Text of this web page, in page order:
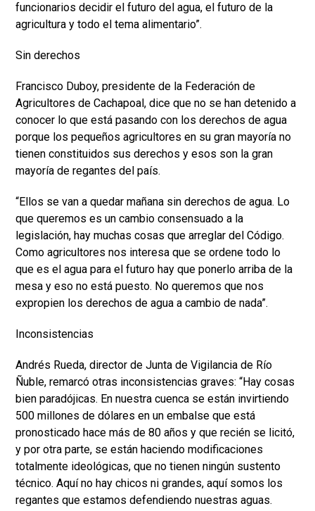
funcionarios decidir el futuro del agua, el futuro de la
agricultura y todo el tema alimentario”.
Sin derechos
Francisco Duboy, presidente de la Federación de
Agricultores de Cachapoal, dice que no se han detenido a
conocer lo que está pasando con los derechos de agua
porque los pequeños agricultores en su gran mayoría no
tienen constituidos sus derechos y esos son la gran
mayoría de regantes del país.
“Ellos se van a quedar mañana sin derechos de agua. Lo
que queremos es un cambio consensuado a la
legislación, hay muchas cosas que arreglar del Código.
Como agricultores nos interesa que se ordene todo lo
que es el agua para el futuro hay que ponerlo arriba de la
mesa y eso no está puesto. No queremos que nos
expropien los derechos de agua a cambio de nada”.
Inconsistencias
Andrés Rueda, director de Junta de Vigilancia de Río
Ñuble, remarcó otras inconsistencias graves: “Hay cosas
bien paradójicas. En nuestra cuenca se están invirtiendo
500 millones de dólares en un embalse que está
pronosticado hace más de 80 años y que recién se licitó,
y por otra parte, se están haciendo modificaciones
totalmente ideológicas, que no tienen ningún sustento
técnico. Aquí no hay chicos ni grandes, aquí somos los
regantes que estamos defendiendo nuestras aguas.